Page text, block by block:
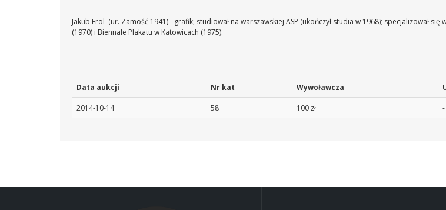
Jakub Erol (ur. Zamość 1941) - grafik; studiował na warszawskiej ASP (ukończył studia w 1968); specjalizował
(1970) i Biennale Plakatu w Katowicach (1975).
Data aukcji Nr kat Wywoławcza
2014-10-14 58 100 zł -